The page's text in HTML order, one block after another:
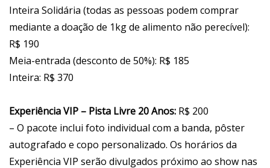
Inteira Solidária (todas as pessoas podem comprar
mediante a doação de 1kg de alimento não perecível):
R$ 190
Meia-entrada (desconto de 50%): R$ 185
Inteira: R$ 370
Experiência VIP – Pista Livre 20 Anos: R$ 200
– O pacote inclui foto individual com a banda, pôster
autografado e copo personalizado. Os horários da
Experiência VIP serão divulgados próximo ao show nas